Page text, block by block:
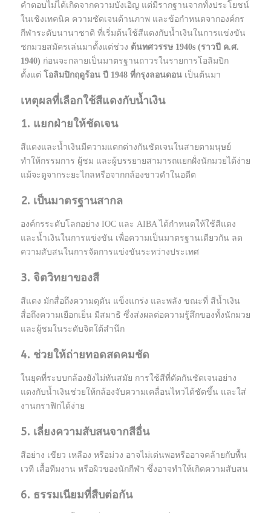
คำตอบไม่ได้เกิดจากความบังเอิญ แต่มีรากฐานจากทั้งประโยชน์
ในเชิงเทคนิค ความชัดเจนด้านภาพ และข้อกำหนดจากองค์กร
กีฬาระดับนานาชาติ ที่เริ่มต้นใช้สีแดงกับน้ำเงินในการแข่งขัน
ชกมวยสมัครเล่นมาตั้งแต่ช่วง ต้นทศวรรษ 1940s (ราวปี ค.ศ.
1940) ก่อนจะกลายเป็นมาตรฐานถาวรในรายการโอลิมปิก
ตั้งแต่ โอลิมปิกฤดูร้อน ปี 1948 ที่กรุงลอนดอน เป็นต้นมา
เหตุผลที่เลือกใช้สีแดงกับน้ำเงิน
1. แยกฝ่ายให้ชัดเจน
สีแดงและน้ำเงินมีความแตกต่างกันชัดเจนในสายตามนุษย์
ทำให้กรรมการ ผู้ชม และผู้บรรยายสามารถแยกฝั่งนักมวยได้ง่าย
แม้จะดูจากระยะไกลหรือจากกล้องขาวดำในอดีต
2. เป็นมาตรฐานสากล
องค์กรระดับโลกอย่าง IOC และ AIBA ได้กำหนดให้ใช้สีแดง
และน้ำเงินในการแข่งขัน เพื่อความเป็นมาตรฐานเดียวกัน ลด
ความสับสนในการจัดการแข่งขันระหว่างประเทศ
3. จิตวิทยาของสี
สีแดง มักสื่อถึงความดุดัน แข็งแกร่ง และพลัง ขณะที่ สีน้ำเงิน
สื่อถึงความเยือกเย็น มีสมาธิ ซึ่งส่งผลต่อความรู้สึกของทั้งนักมวย
และผู้ชมในระดับจิตใต้สำนึก
4. ช่วยให้ถ่ายทอดสดคมชัด
ในยุคที่ระบบกล้องยังไม่ทันสมัย การใช้สีที่ตัดกันชัดเจนอย่าง
แดงกับน้ำเงินช่วยให้กล้องจับความเคลื่อนไหวได้ชัดขึ้น และใส่
งานกราฟิกได้ง่าย
5. เลี่ยงความสับสนจากสีอื่น
สีอย่าง เขียว เหลือง หรือม่วง อาจไม่เด่นพอหรืออาจคล้ายกับพื้น
เวที เสื้อทีมงาน หรือผิวของนักกีฬา ซึ่งอาจทำให้เกิดความสับสน
6. ธรรมเนียมที่สืบต่อกัน